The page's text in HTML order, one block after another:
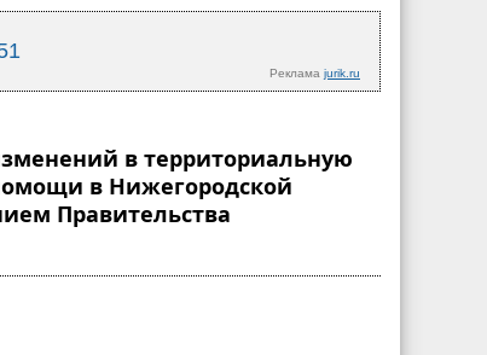
Реклама jurik.ru
в территориальную
в Нижегородской
Правительства